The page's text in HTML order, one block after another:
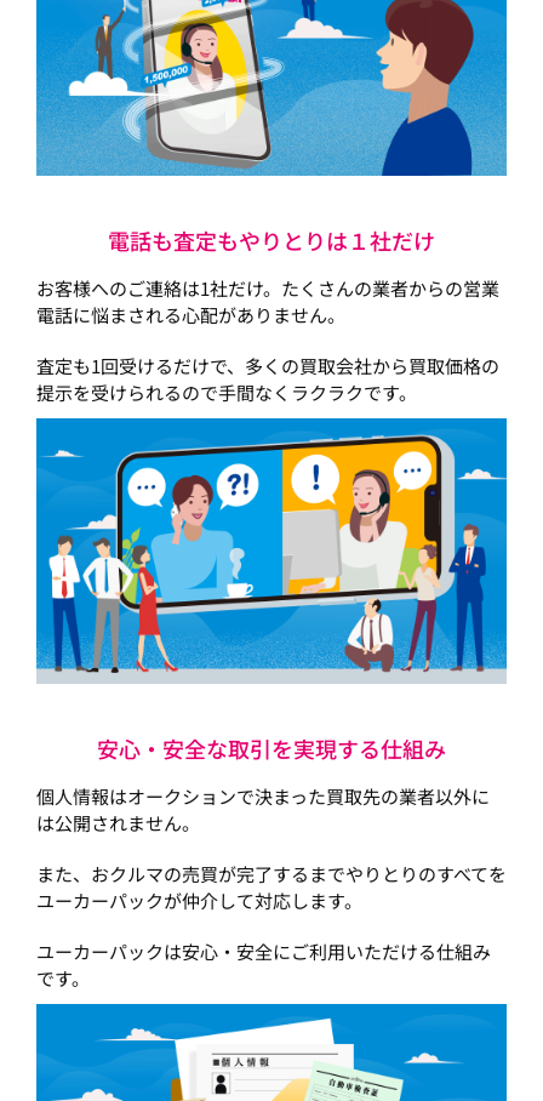
電話も査定もやりとりは１社だけ
お客様へのご連絡は1社だけ。たくさんの業者からの営業
電話に悩まされる心配がありません。
査定も1回受けるだけで、多くの買取会社から買取価格の
提示を受けられるので手間なくラクラクです。
安心・安全な取引を実現する仕組み
個人情報はオークションで決まった買取先の業者以外に
は公開されません。
また、おクルマの売買が完了するまでやりとりのすべてを
ユーカーパックが仲介して対応します。
ユーカーパックは安心・安全にご利用いただける仕組み
です。